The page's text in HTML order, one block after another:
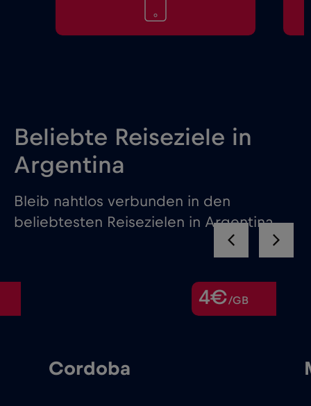
Beliebte Reiseziele in
Argentina
Bleib nahtlos verbunden in den
beliebtesten Reisezielen in Argentina
4€/GB
Cordoba